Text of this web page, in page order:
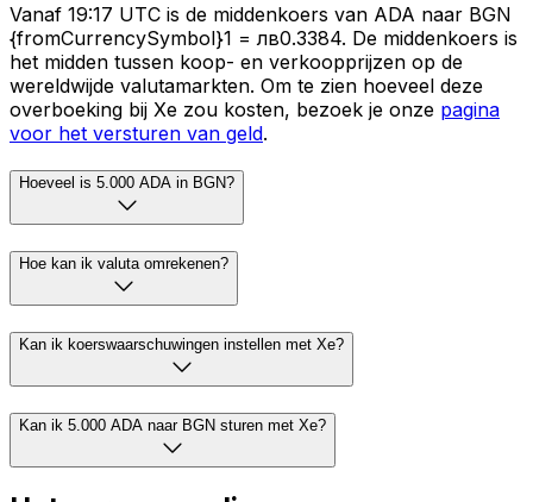
Vanaf 19:17 UTC is de middenkoers van ADA naar BGN
{fromCurrencySymbol}1 = лв0.3384. De middenkoers is
het midden tussen koop- en verkoopprijzen op de
wereldwijde valutamarkten. Om te zien hoeveel deze
overboeking bij Xe zou kosten, bezoek je onze pagina
voor het versturen van geld.
Hoeveel is 5.000 ADA in BGN?
Hoe kan ik valuta omrekenen?
Kan ik koerswaarschuwingen instellen met Xe?
Kan ik 5.000 ADA naar BGN sturen met Xe?